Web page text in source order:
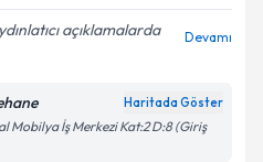
açıklamalarda
Devamı
Haritada Göster
Mobilya İş Merkezi Kat:2 D:8 (Giriş